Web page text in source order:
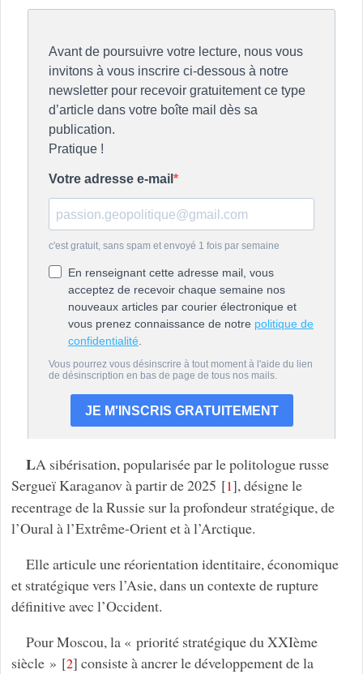
LA sibérisation, popularisée par le politologue russe
Sergueï Karaganov à partir de 2025 [1], désigne le
recentrage de la Russie sur la profondeur stratégique, de
l’Oural à l’Extrême-Orient et à l’Arctique.
Elle articule une réorientation identitaire, économique
et stratégique vers l’Asie, dans un contexte de rupture
définitive avec l’Occident.
Pour Moscou, la « priorité stratégique du XXIème
siècle » [2] consiste à ancrer le développement de la